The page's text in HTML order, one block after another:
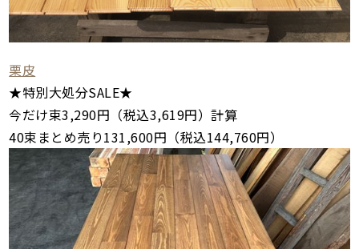
栗皮
★特別大処分SALE★
今だけ束3,290円（税込3,619円）計算
40束まとめ売り131,600円（税込144,760円）